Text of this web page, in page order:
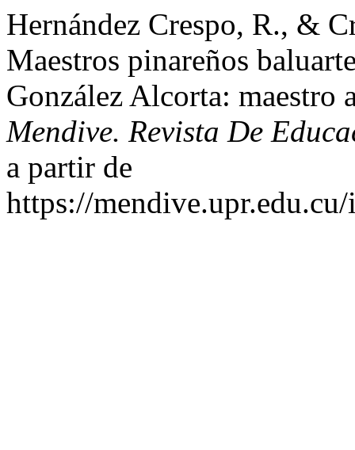
Hernández Crespo, R., &
Maestros pinareños
González Alcorta: maestro
Mendive. Revista De
a partir de
https://